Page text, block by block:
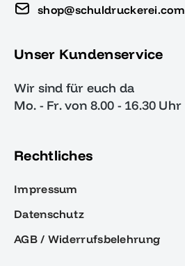
shop@schuldruckerei.com
Unser Kundenservice
Wir sind für euch da
Mo. - Fr. von 8.00 - 16.30 Uhr
Rechtliches
Impressum
Datenschutz
AGB / Widerrufsbelehrung